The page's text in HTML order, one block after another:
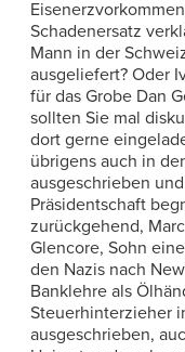
Schadenersatz
Mann in der
ausgeliefert? Oder
für das Grobe Dan
sollten Sie mal
dort gerne
übrigens auch in
ausgeschrieben
Präsidentschaft
zurückgehend,
Glencore, Sohn
den Nazis nach
Banklehre als
Steuerhinterzieher
ausgeschrieben,